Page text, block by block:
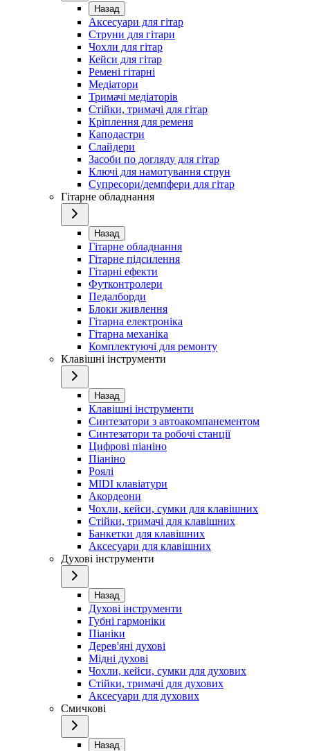
Назад
Аксесуари для гітар
Струни для гітари
Чохли для гітар
Кейси для гітар
Ремені гітарні
Медіатори
Тримачі медіаторів
Стійки, тримачі для гітар
Кріплення для ременя
Каподастри
Слайдери
Засоби по догляду для гітар
Ключі для намотування струн
Супресори/демпфери для гітар
Гітарне обладнання
Назад
Гітарне обладнання
Гітарне підсилення
Гітарні ефекти
Футконтролери
Педалборди
Блоки живлення
Гітарна електроніка
Гітарна механіка
Комплектуючі для ремонту
Клавішні інструменти
Назад
Клавішні інструменти
Синтезатори з автоакомпанементом
Синтезатори та робочі станції
Цифрові піаніно
Піаніно
Роялі
MIDI клавіатури
Акордеони
Чохли, кейси, сумки для клавішних
Стійки, тримачі для клавішних
Банкетки для клавішних
Аксесуари для клавішних
Духові інструменти
Назад
Духові інструменти
Губні гармоніки
Піаніки
Дерев'яні духові
Мідні духові
Чохли, кейси, сумки для духових
Стійки, тримачі для духових
Аксесуари для духових
Смичкові
Назад